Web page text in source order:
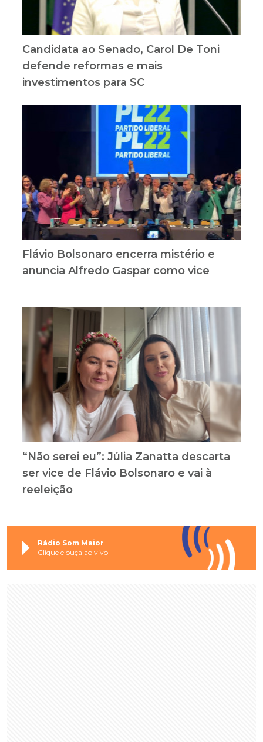
Candidata ao Senado, Carol De Toni
defende reformas e mais
investimentos para SC
Flávio Bolsonaro encerra mistério e
anuncia Alfredo Gaspar como vice
“Não serei eu”: Júlia Zanatta descarta
ser vice de Flávio Bolsonaro e vai à
reeleição
Rádio Som Maior
Clique e ouça ao vivo